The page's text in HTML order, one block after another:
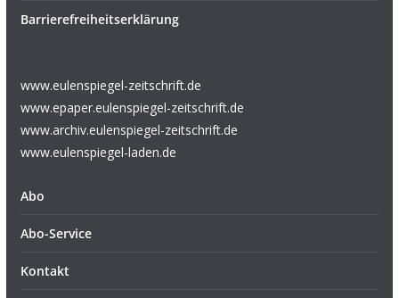
Barrierefreiheitserklärung
www.eulenspiegel-zeitschrift.de
www.epaper.eulenspiegel-zeitschrift.de
www.archiv.eulenspiegel-zeitschrift.de
www.eulenspiegel-laden.de
Abo
Abo-Service
Kontakt